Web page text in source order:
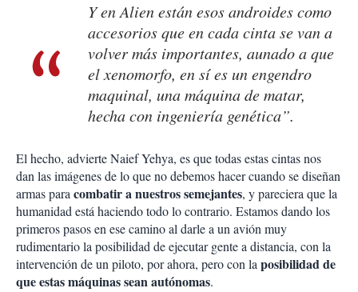
Y enAlienestán esos androides como
accesorios que en cada cinta se van a
volver más importantes, aunado a que
el xenomorfo, en sí es un engendro
maquinal, una máquina de matar,
hecha con ingeniería genética”.
El hecho, advierte Naief Yehya, es que todas estas cintas nos
dan las imágenes de lo que no debemos hacer cuando se diseñan
armas paracombatir a nuestros semejantes, y pareciera que la
humanidad está haciendo todo lo contrario. Estamos dando los
primeros pasos en ese camino al darle a un avión muy
rudimentario la posibilidad de ejecutar gente a distancia, con la
intervención de un piloto, por ahora, pero con laposibilidad de
que estas máquinas sean autónomas.